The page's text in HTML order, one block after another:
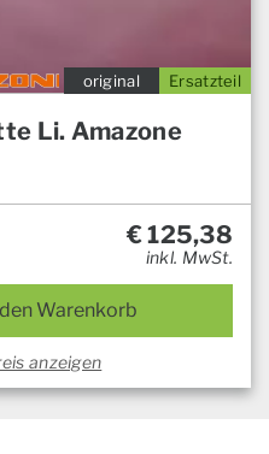
Ersatzteil
original
Li. Amazone
€125,38
inkl. MwSt.
Warenkorb
anzeigen